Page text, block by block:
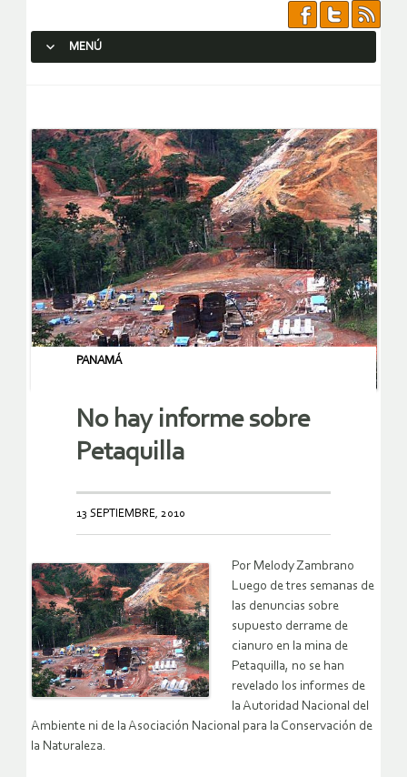
MENÚ
PANAMÁ
No hay informe sobre
Petaquilla
13 SEPTIEMBRE, 2010
Por Melody Zambrano
Luego de tres semanas de
las denuncias sobre
supuesto derrame de
cianuro en la mina de
Petaquilla, no se han
revelado los informes de
la Autoridad Nacional del
Ambiente ni de la Asociación Nacional para la Conservación de
la Naturaleza.